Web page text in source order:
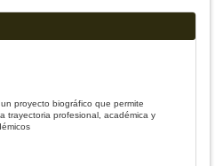
proyecto biográfico que permite
trayectoria profesional, académica y